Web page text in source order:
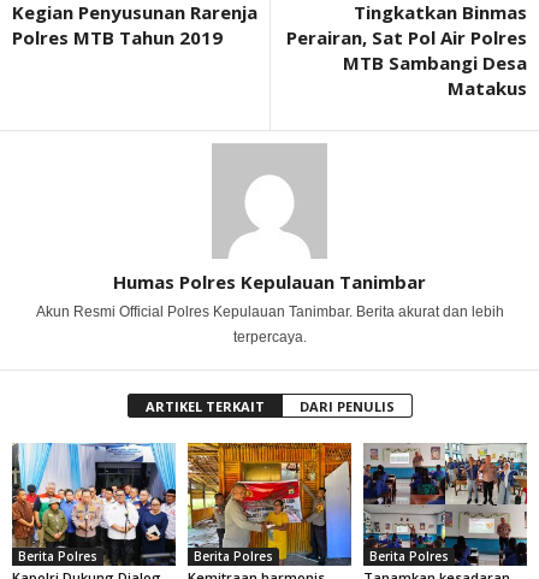
Kegian Penyusunan Rarenja
Polres MTB Tahun 2019
Tingkatkan Binmas
Perairan, Sat Pol Air Polres
MTB Sambangi Desa
Matakus
Humas Polres Kepulauan Tanimbar
Akun Resmi Official Polres Kepulauan Tanimbar. Berita akurat dan lebih
terpercaya.
ARTIKEL TERKAIT DARI PENULIS
Berita Polres Berita Polres Berita Polres